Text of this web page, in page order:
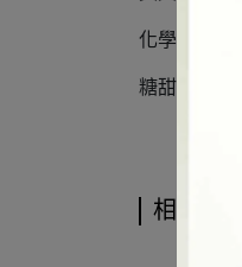
化學名：天
糖甜度：
相關商品